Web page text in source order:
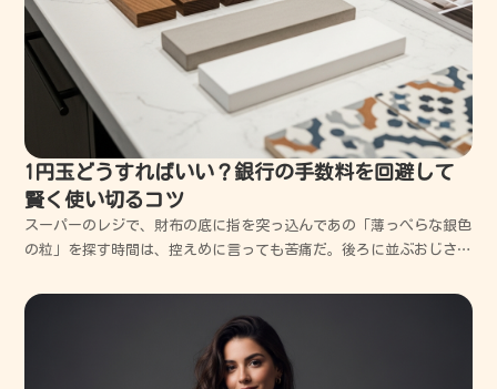
1円玉どうすればいい？銀行の手数料を回避して
賢く使い切るコツ
スーパーのレジで、財布の底に指を突っ込んであの「薄っぺらな銀色
の粒」を探す時間は、控えめに言っても苦痛だ。後ろに並ぶおじさん
しまう。そうやって増えた1円玉が、家にある空き瓶をパンパンに膨
らませている。持ち上げようとすると手首を痛めそうな重...